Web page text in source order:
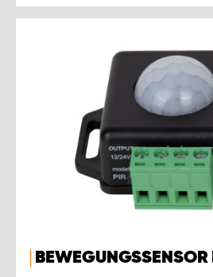
BEWEGUNGSSENSOR